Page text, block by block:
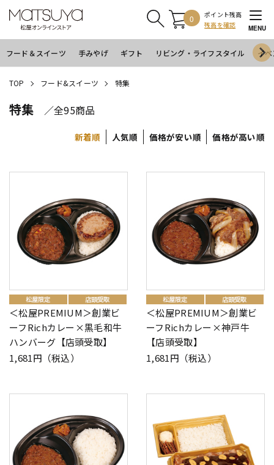
0
ポイント残高
残高を確認
MENU
フード＆スイーツ 手みやげ ギフト リビング・ライフスタイル イ
TOP フード&スイーツ 特集
特集 ／全95商品
新着順 人気順 価格が安い順 価格が高い順
＜松屋PREMIUM＞創業ビ
ーフRichカレー×黒毛和牛
ハンバーグ【店頭受取】
1,681円（税込）
＜松屋PREMIUM＞創業ビ
ーフRichカレー×神戸牛
【店頭受取】
1,681円（税込）